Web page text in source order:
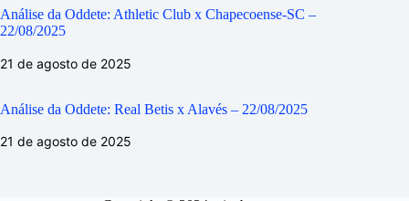
Análise da Oddete: Athletic Club x Chapecoense-SC –
22/08/2025
21 de agosto de 2025
Análise da Oddete: Real Betis x Alavés – 22/08/2025
21 de agosto de 2025